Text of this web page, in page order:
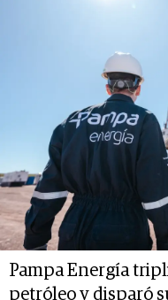
Pampa Energía
petróleo y disparó